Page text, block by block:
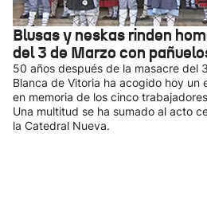
Blusas y neskas rinden
del 3 de Marzo con
50 años después de la masacre del
Blanca de Vitoria ha acogido hoy un
en memoria de los cinco
Una multitud se ha sumado al acto
la Catedral Nueva.